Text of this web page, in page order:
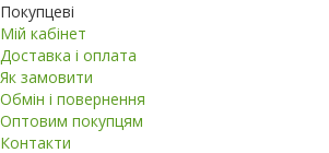
Покупцеві
Мій кабінет
Доставка і оплата
Як замовити
Обмін і повернення
Оптовим покупцям
Контакти